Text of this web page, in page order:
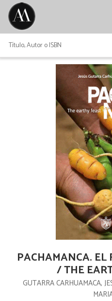
PACHAMANCA. EL
/ THE
GUTARRA CARHUAMACA,